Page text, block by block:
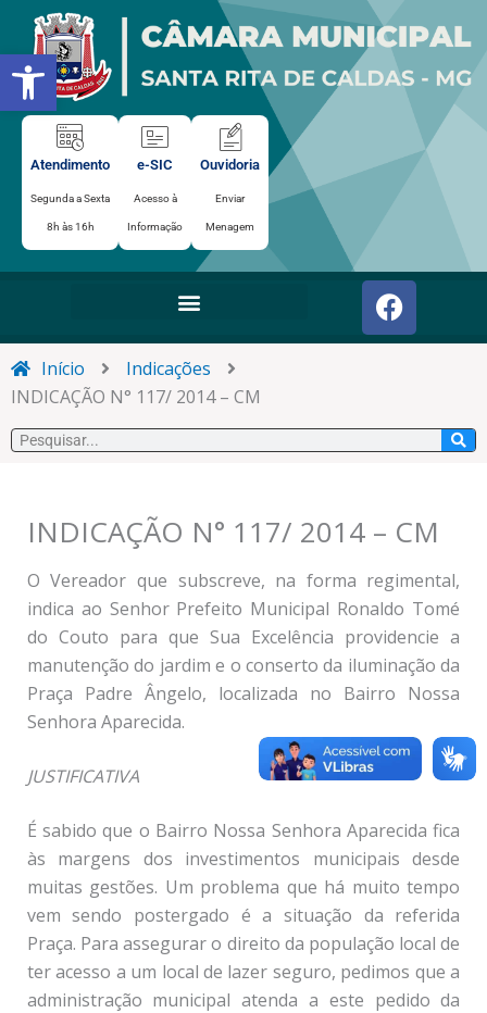
Abrir a barra de ferramentas
para
conteúdo
Atendimento
Segunda a Sexta
8h às 16h
e-SIC
Acesso à
Informação
Ouvidoria
Enviar
Menagem
F
a
c
o
o
Início
Indicações
INDICAÇÃO N° 117/ 2014 – CM
Pesquisar
INDICAÇÃO N° 117/ 2014 – CM
O Vereador que subscreve, na forma regimental,
indica ao Senhor Prefeito Municipal Ronaldo Tomé
do Couto para que Sua Excelência providencie a
manutenção do jardim e o conserto da iluminação da
Praça Padre Ângelo, localizada no Bairro Nossa
Senhora Aparecida.
JUSTIFICATIVA
É sabido que o Bairro Nossa Senhora Aparecida fica
às margens dos investimentos municipais desde
muitas gestões. Um problema que há muito tempo
vem sendo postergado é a situação da referida
Praça. Para assegurar o direito da população local de
ter acesso a um local de lazer seguro, pedimos que a
administração municipal atenda a este pedido da